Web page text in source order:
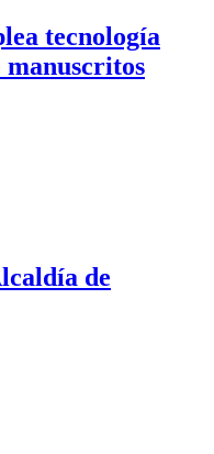
tecnología
de